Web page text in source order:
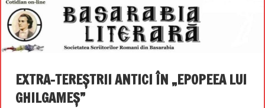
EXTRA-TEREŞTRII ANTICI ÎN „EPOPEEA LUI
GHILGAMEŞ”